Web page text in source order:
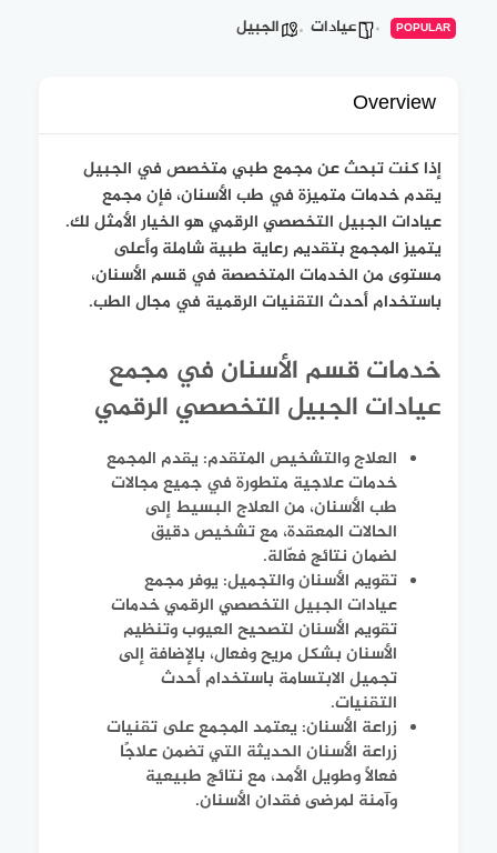
POPULAR عيادات الجبيل
Overview
إذا كنت تبحث عن مجمع طبي متخصص في الجبيل
يقدم خدمات متميزة في طب الأسنان، فإن مجمع
عيادات الجبيل التخصصي الرقمي هو الخيار الأمثل لك.
يتميز المجمع بتقديم رعاية طبية شاملة وأعلى
مستوى من الخدمات المتخصصة في قسم الأسنان،
باستخدام أحدث التقنيات الرقمية في مجال الطب.
خدمات قسم الأسنان في مجمع
عيادات الجبيل التخصصي الرقمي
العلاج والتشخيص المتقدم: يقدم المجمع
خدمات علاجية متطورة في جميع مجالات
طب الأسنان، من العلاج البسيط إلى
الحالات المعقدة، مع تشخيص دقيق
لضمان نتائج فعّالة.
تقويم الأسنان والتجميل: يوفر مجمع
عيادات الجبيل التخصصي الرقمي خدمات
تقويم الأسنان لتصحيح العيوب وتنظيم
الأسنان بشكل مريح وفعال، بالإضافة إلى
تجميل الابتسامة باستخدام أحدث
التقنيات.
زراعة الأسنان: يعتمد المجمع على تقنيات
زراعة الأسنان الحديثة التي تضمن علاجًا
فعالًا وطويل الأمد، مع نتائج طبيعية
وآمنة لمرضى فقدان الأسنان.